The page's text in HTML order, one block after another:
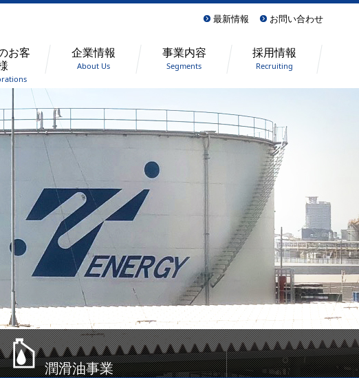
お問い合わせ
最新情報
お客
企業情報
About Us
事業内容
Segments
採用情報
Recruiting
潤滑油事業